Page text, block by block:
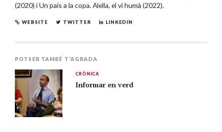
(2020) i Un país a la copa. Alella, el vi humà (2022).
WEBSITE TWITTER LINKEDIN
POTSER TAMBÉ T'AGRADA
CRÒNICA
Informar en verd